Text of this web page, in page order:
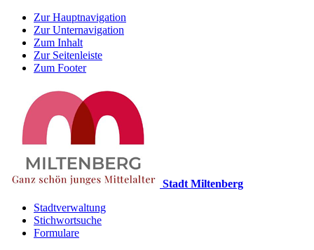
Zur Hauptnavigation
Zur Unternavigation
Zum Inhalt
Zur Seitenleiste
Zum Footer
Stadt Miltenberg
Stadtverwaltung
Stichwortsuche
Formulare